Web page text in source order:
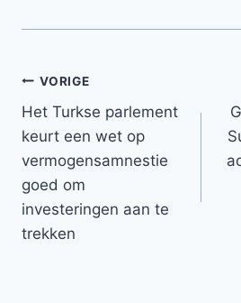
Bericht
navigatie
VORIGE
Het Turkse parlement
keurt een wet op
vermogensamnestie
goed om
investeringen aan te
trekken